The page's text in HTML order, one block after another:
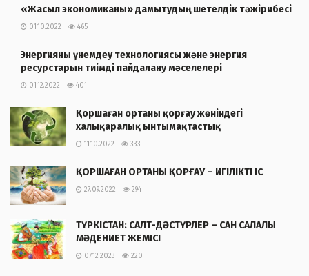
«Жасыл экономиканы» дамытудың шетелдік тәжірибесі
01.10.2022 465
Энергияны үнемдеу технологиясы және энергия
ресурстарын тиімді пайдалану мәселелері
01.12.2022 401
Қоршаған ортаны қорғау жөніндегі
халықаралық ынтымақтастық
11.10.2022 333
ҚОРШАҒАН ОРТАНЫ ҚОРҒАУ – ИГІЛІКТІ ІС
27.09.2022 294
ТҮРКІСТАН: САЛТ-ДӘСТҮРЛЕР – САН САЛАЛЫ
МӘДЕНИЕТ ЖЕМІСІ
07.12.2023 220